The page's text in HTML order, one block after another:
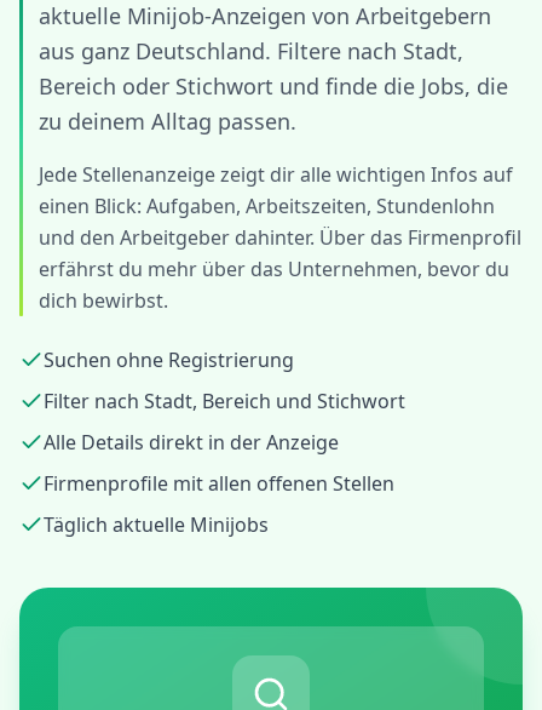
aktuelle Minijob-Anzeigen von Arbeitgebern
aus ganz Deutschland. Filtere nach Stadt,
Bereich oder Stichwort und finde die Jobs, die
zu deinem Alltag passen.
Jede Stellenanzeige zeigt dir alle wichtigen Infos auf
einen Blick: Aufgaben, Arbeitszeiten, Stundenlohn
und den Arbeitgeber dahinter. Über das Firmenprofil
erfährst du mehr über das Unternehmen, bevor du
dich bewirbst.
Suchen ohne Registrierung
Filter nach Stadt, Bereich und Stichwort
Alle Details direkt in der Anzeige
Firmenprofile mit allen offenen Stellen
Täglich aktuelle Minijobs